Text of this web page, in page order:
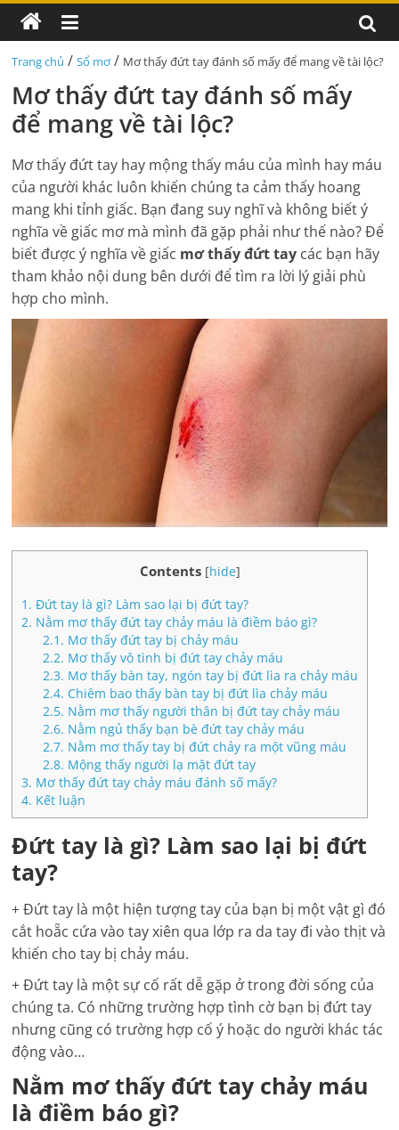
Trang chủ /Sổ mơ/ Mơ thấy đứt tay đánh số mấy để mang về tài lộc?
Mơ thấy đứt tay đánh số mấy
để mang về tài lộc?
Mơ thấy đứt tay hay mộng thấy máu của mình hay máu
của người khác luôn khiến chúng ta cảm thấy hoang
mang khi tỉnh giấc. Bạn đang suy nghĩ và không biết ý
nghĩa về giấc mơ mà mình đã gặp phải như thế nào? Để
biết được ý nghĩa về giấc mơ thấy đứt tay các bạn hãy
tham khảo nội dung bên dưới để tìm ra lời lý giải phù
hợp cho mình.
Contents [hide]
1. Đứt tay là gì? Làm sao lại bị đứt tay?
2. Nằm mơ thấy đứt tay chảy máu là điềm báo gì?
2.1. Mơ thấy đứt tay bị chảy máu
2.2. Mơ thấy vô tình bị đứt tay chảy máu
2.3. Mơ thấy bàn tay, ngón tay bị đứt lìa ra chảy máu
2.4. Chiêm bao thấy bàn tay bị đứt lìa chảy máu
2.5. Nằm mơ thấy người thân bị đứt tay chảy máu
2.6. Nằm ngủ thấy bạn bè đứt tay chảy máu
2.7. Nằm mơ thấy tay bị đứt chảy ra một vũng máu
2.8. Mộng thấy người lạ mặt đứt tay
3. Mơ thấy đứt tay chảy máu đánh số mấy?
4. Kết luận
Đứt tay là gì? Làm sao lại bị đứt
tay?
+ Đứt tay là một hiện tượng tay của bạn bị một vật gì đó
cắt hoẵc cứa vào tay xiên qua lớp ra da tay đi vào thịt và
khiến cho tay bị chảy máu.
+ Đứt tay là một sự cố rất dễ gặp ở trong đời sống của
chúng ta. Có những trường hợp tình cờ bạn bị đứt tay
nhưng cũng có trường hợp cố ý hoặc do người khác tác
động vào…
Nằm mơ thấy đứt tay chảy máu
là điềm báo gì?